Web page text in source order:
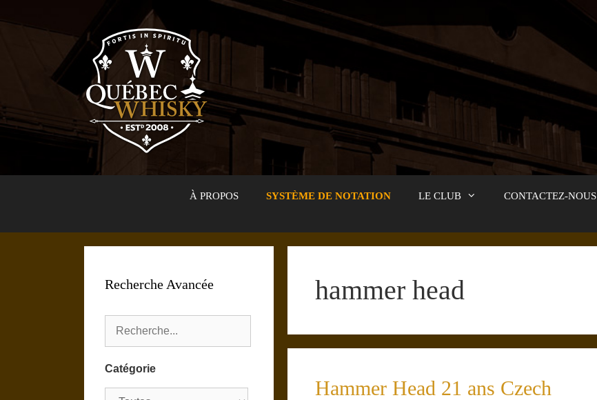
au
À PROPOS SYSTÈME DE NOTATION LE CLUB CONTACTEZ-NOUS
hammer head
Hammer Head 21 ans Czech
Recherche Avancée
Catégorie